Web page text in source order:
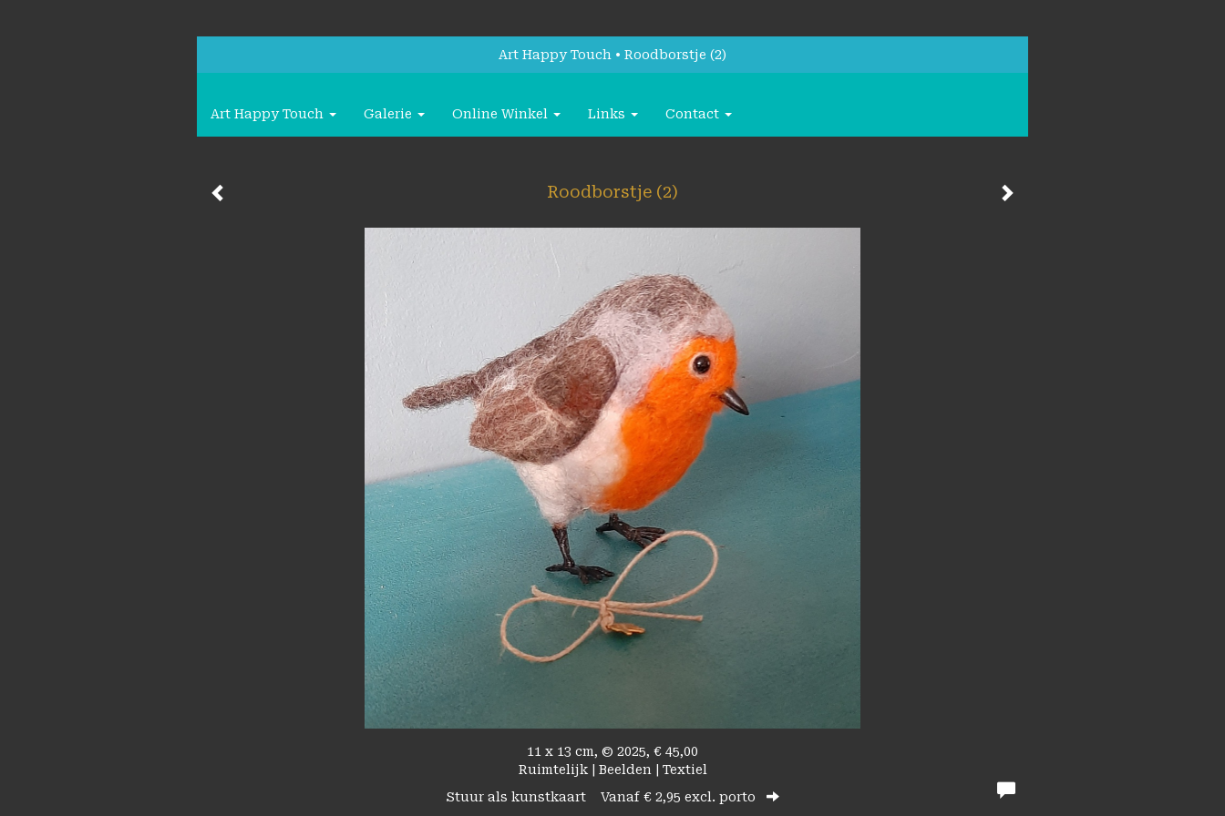
Art Happy Touch Roodborstje (2)
Art Happy Touch Galerie Online Winkel Links Contact
Roodborstje (2)
11 x 13 cm, © 2025, € 45,00
Ruimtelijk | Beelden | Textiel
Stuur als kunstkaart Vanaf € 2,95 excl. porto